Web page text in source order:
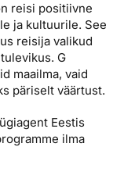
reisi positiivne
ja kultuurile. See
reisija valikud
G
maailma, vaid
päriselt väärtust.
Eestis
ilma